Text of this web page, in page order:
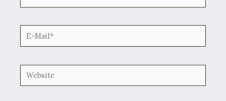
E-
Mail*
Website